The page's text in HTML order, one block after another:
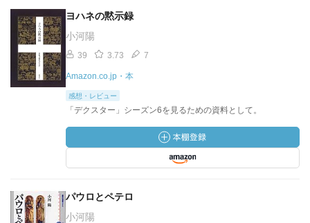
ヨハネの黙示録
小河陽
39 3.73 7
Amazon.co.jp・本
感想・レビュー
「デクスター」シーズン6を見るための資料として。
パウロとペテロ
小河陽